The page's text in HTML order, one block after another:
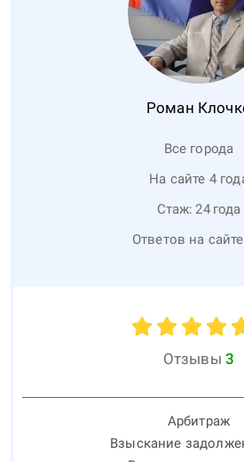
Роман
Все города
На сайте 4
Стаж: 24 года
Ответов на
Отзывы 3
Арбитраж
Взыскание